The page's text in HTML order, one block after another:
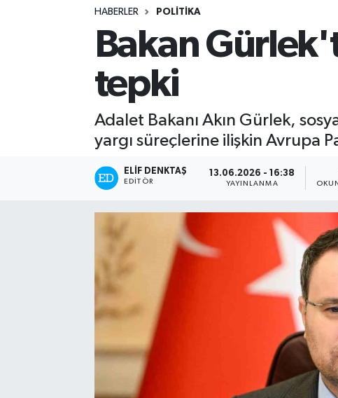
HABERLER POLITIKA
Bakan
tepki
Adalet Bakanı Akın Gürlek,
yargı süreçlerine ilişkin Avrupa
ELIF DENKTAŞ
EDITÖR
13.06.2026 - 16:38
YAYINLANMA
Kültür - Sanat
Lider Haber TV Canlı Yayın izle